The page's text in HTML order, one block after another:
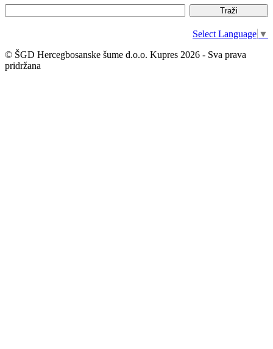
Select Language ▼
© ŠGD Hercegbosanske šume d.o.o. Kupres 2026 - Sva prava
pridržana